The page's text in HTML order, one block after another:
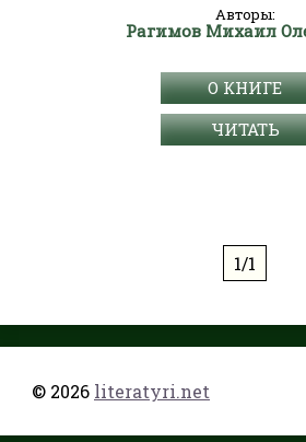
Авторы:
Рагимов Михаил
О КНИГЕ
ЧИТАТЬ
1/1
© 2026 literatyri.net